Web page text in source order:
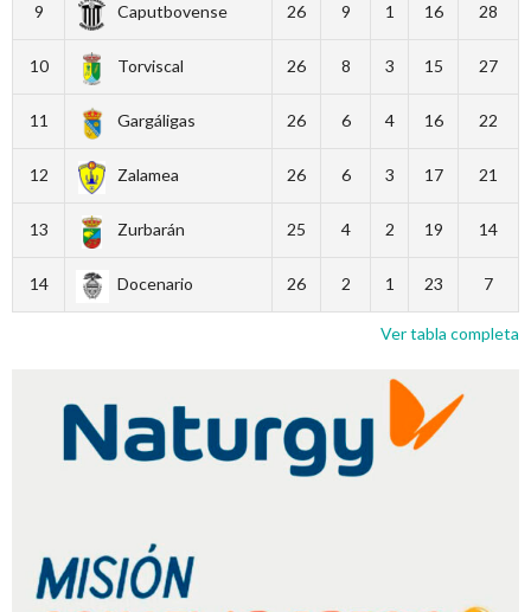
9 Caputbovense 26 9 1 16 28
10 Torviscal 26 8 3 15 27
11 Gargáligas 26 6 4 16 22
12 Zalamea 26 6 3 17 21
13 Zurbarán 25 4 2 19 14
14 Docenario 26 2 1 23 7
Ver tabla completa